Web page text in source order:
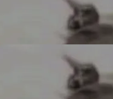
、吴语
频加
如 Co